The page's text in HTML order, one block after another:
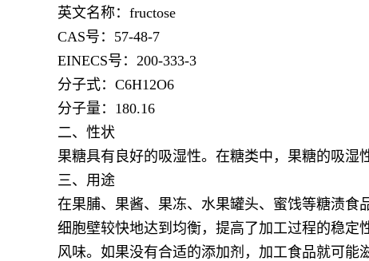
英文名称：fructose
CAS号：57-48-7
EINECS号：200-333-3
分子式：C6H12O6
分子量：180.16
二、性状
果糖具有良好的吸湿性。在糖类中，果糖的吸湿
三、用途
在果脯、果酱、果冻、水果罐头、蜜饯等糖渍
细胞壁较快地达到均衡，提高了加工过程的稳定
风味。如果没有合适的添加剂，加工食品就可